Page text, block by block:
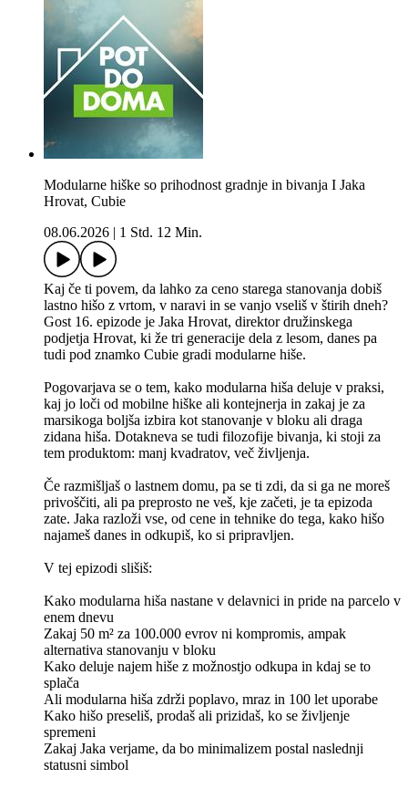
Modularne hiške so prihodnost gradnje in bivanja I Jaka
Hrovat, Cubie
08.06.2026
1 Std. 12 Min.
Kaj če ti povem, da lahko za ceno starega stanovanja dobiš
lastno hišo z vrtom, v naravi in se vanjo vseliš v štirih dneh?
Gost 16. epizode je Jaka Hrovat, direktor družinskega
podjetja Hrovat, ki že tri generacije dela z lesom, danes pa
tudi pod znamko Cubie gradi modularne hiše.
Pogovarjava se o tem, kako modularna hiša deluje v praksi,
kaj jo loči od mobilne hiške ali kontejnerja in zakaj je za
marsikoga boljša izbira kot stanovanje v bloku ali draga
zidana hiša. Dotakneva se tudi filozofije bivanja, ki stoji za
tem produktom: manj kvadratov, več življenja.
Če razmišljaš o lastnem domu, pa se ti zdi, da si ga ne moreš
privoščiti, ali pa preprosto ne veš, kje začeti, je ta epizoda
zate. Jaka razloži vse, od cene in tehnike do tega, kako hišo
najameš danes in odkupiš, ko si pripravljen.
V tej epizodi slišiš:
Kako modularna hiša nastane v delavnici in pride na parcelo v
enem dnevu
Zakaj 50 m² za 100.000 evrov ni kompromis, ampak
alternativa stanovanju v bloku
Kako deluje najem hiše z možnostjo odkupa in kdaj se to
splača
Ali modularna hiša zdrži poplavo, mraz in 100 let uporabe
Kako hišo preseliš, prodaš ali prizidaš, ko se življenje
spremeni
Zakaj Jaka verjame, da bo minimalizem postal naslednji
statusni simbol